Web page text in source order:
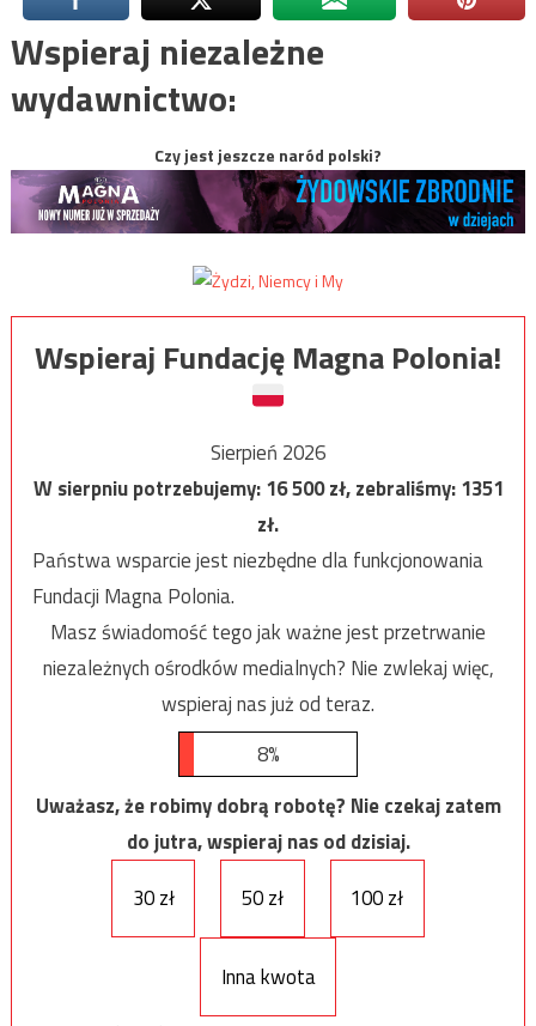
Wspieraj niezależne
wydawnictwo:
Czy jest jeszcze naród polski?
Wspieraj Fundację Magna Polonia!
Sierpień 2026
W sierpniu potrzebujemy:16 500zł, zebraliśmy:1351
zł.
Państwa wsparcie jest niezbędne dla funkcjonowania
Fundacji Magna Polonia.
Masz świadomość tego jak ważne jest przetrwanie
niezależnych ośrodków medialnych? Nie zwlekaj więc,
wspieraj nas już od teraz.
8%
Uważasz, że robimy dobrą robotę? Nie czekaj zatem
do jutra, wspieraj nas od dzisiaj.
30 zł
50 zł 100 zł
Inna kwota